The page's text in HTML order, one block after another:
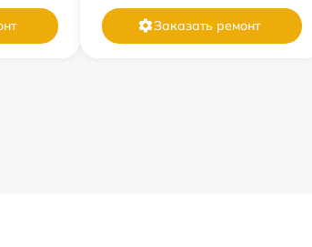
Заказать ремонт